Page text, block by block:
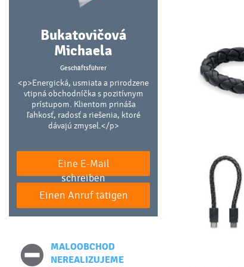
Bukatovičová
Michaela
Geschäftsführer
<p>Energická, usmiata a prirodzene
vtipná obchodníčka s pozitívnym
prístupom. Klientom prináša
ľahkosť, radosť a riešenia, ktoré
dávajú zmysel.</p>
Eine E-Mail
schreiben
Einen Anruf tätigen
MALOOBCHOD
NEREALIZUJEME